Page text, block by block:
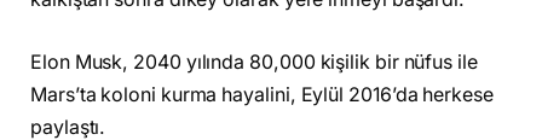
Elon Musk, 2040 yılında 80,000 kişilik bir nüfus ile
Mars’ta koloni kurma hayalini, Eylül 2016’da herkese
paylaştı.